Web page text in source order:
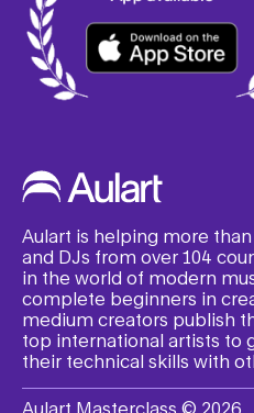
Aulart is helping more than
and DJs from over 104
in the world of modern
complete beginners in
medium creators publish
top international artists to
their technical skills with
Aulart Masterclass © 2026